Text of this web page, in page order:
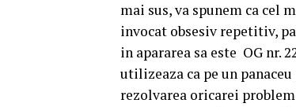
mai sus, va spunem ca cel
invocat obsesiv repetitiv,
in apararea sa este OG nr.
utilizeaza ca pe un
rezolvarea oricarei